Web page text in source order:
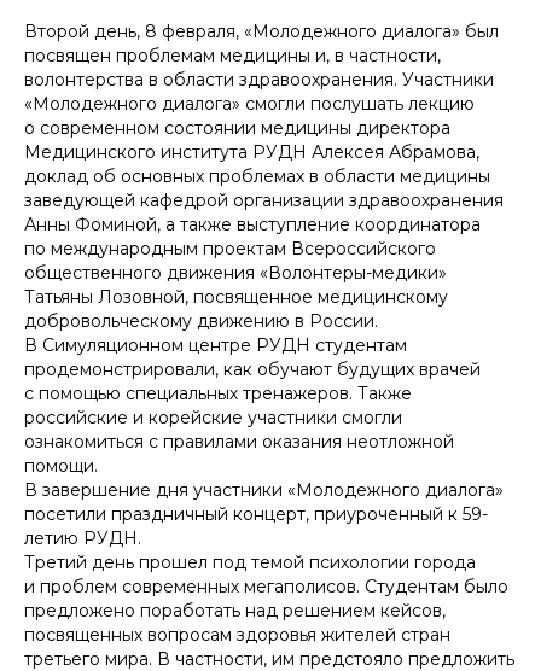
Второй день, 8 февраля, «Молодежного диалога» был
посвящен проблемам медицины и, в частности,
волонтерства в области здравоохранения. Участники
«Молодежного диалога» смогли послушать лекцию
о современном состоянии медицины директора
Медицинского института РУДН Алексея Абрамова,
доклад об основных проблемах в области медицины
заведующей кафедрой организации здравоохранения
Анны Фоминой, а также выступление координатора
по международным проектам Всероссийского
общественного движения «Волонтеры-медики»
Татьяны Лозовной, посвященное медицинскому
добровольческому движению в России.
В Симуляционном центре РУДН студентам
продемонстрировали, как обучают будущих врачей
с помощью специальных тренажеров. Также
российские и корейские участники смогли
ознакомиться с правилами оказания неотложной
помощи.
В завершение дня участники «Молодежного диалога»
посетили праздничный концерт, приуроченный к 59-
летию РУДН.
Третий день прошел под темой психологии города
и проблем современных мегаполисов. Студентам было
предложено поработать над решением кейсов,
посвященных вопросам здоровья жителей стран
третьего мира. В частности, им предстояло предложить